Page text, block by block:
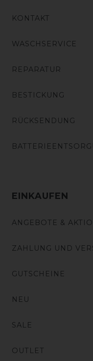
KONTAKT
WASCHSERVICE
REPARATUR
BESTICKUNG
RÜCKSENDUNG
EINKAUFEN
ANGEBOTE &
ZAHLUNG UND
GUTSCHEINE
NEU
SALE
OUTLET